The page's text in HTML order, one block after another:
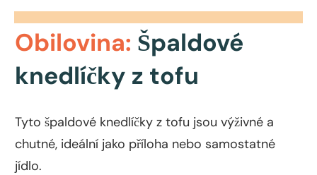
Obilovina: Špaldové
knedlíčky z tofu
Tyto špaldové knedlíčky z tofu jsou výživné a
chutné, ideální jako příloha nebo samostatné
jídlo.